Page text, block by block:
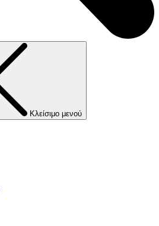
Κλείσιμο μενού